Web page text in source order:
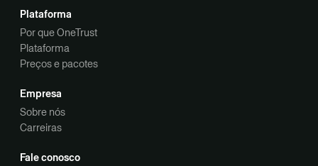
Plataforma
Por que OneTrust
Plataforma
Preços e pacotes
Empresa
Sobre nós
Carreiras
Fale conosco